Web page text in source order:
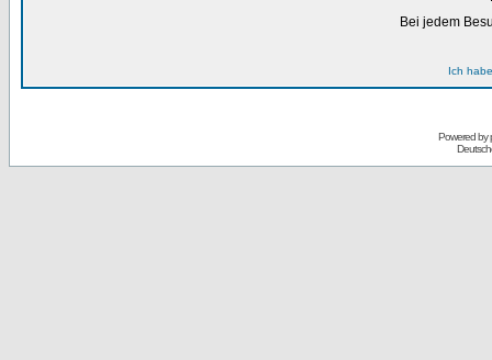
Bei jedem
Ich
Powered by